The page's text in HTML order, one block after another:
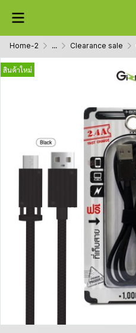
Home-2 ... Clearance sale
สินค้าใหม่